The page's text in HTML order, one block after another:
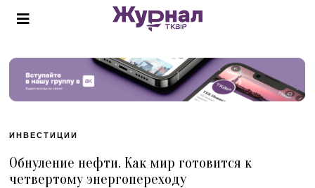
ИНВЕСТИЦИИ
Обнуление нефти. Как мир готовится к
четвертому энергопереходу